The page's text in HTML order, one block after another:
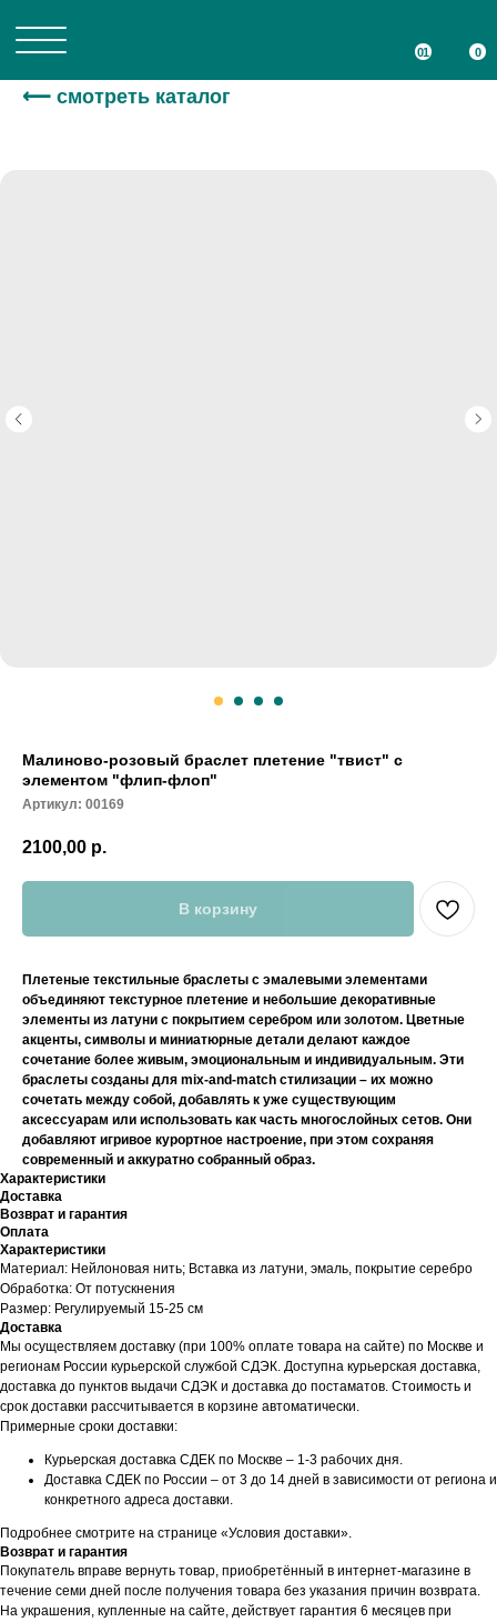
⟵ смотреть каталог
Малиново-розовый браслет плетение "твист" с
элементом "флип-флоп"
Артикул: 00169
2100,00 р.
В корзину
Плетеные текстильные браслеты с эмалевыми элементами
объединяют текстурное плетение и небольшие декоративные
элементы из латуни с покрытием серебром или золотом. Цветные
акценты, символы и миниатюрные детали делают каждое
сочетание более живым, эмоциональным и индивидуальным. Эти
браслеты созданы для mix-and-match стилизации – их можно
сочетать между собой, добавлять к уже существующим
аксессуарам или использовать как часть многослойных сетов. Они
добавляют игривое курортное настроение, при этом сохраняя
современный и аккуратно собранный образ.
Характеристики
Доставка
Возврат и гарантия
Оплата
Характеристики
Материал: Нейлоновая нить; Вставка из латуни, эмаль, покрытие серебро
Обработка: От потускнения
Размер: Регулируемый 15-25 см
Доставка
Мы осуществляем доставку (при 100% оплате товара на сайте) по Москве и
регионам России курьерской службой СДЭК. Доступна курьерская доставка,
доставка до пунктов выдачи СДЭК и доставка до постаматов. Стоимость и
срок доставки рассчитывается в корзине автоматически.
Примерные сроки доставки:
Курьерская доставка СДЕК по Москве – 1-3 рабочих дня.
Доставка СДЕК по России – от 3 до 14 дней в зависимости от региона и
конкретного адреса доставки.
Подробнее смотрите на странице «Условия доставки».
Возврат и гарантия
Покупатель вправе вернуть товар, приобретённый в интернет-магазине в
течение семи дней после получения товара без указания причин возврата.
На украшения, купленные на сайте, действует гарантия 6 месяцев при